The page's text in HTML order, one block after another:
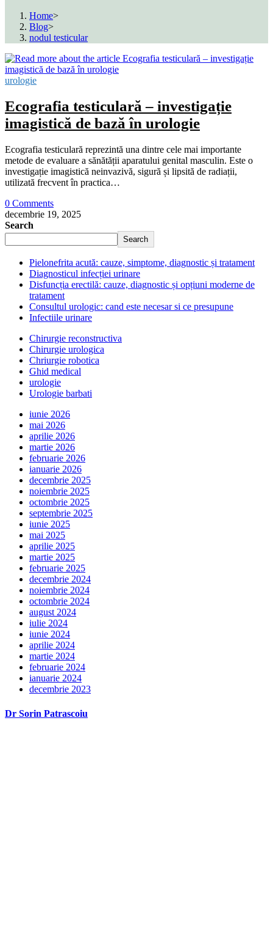
Home>
Blog>
nodul testicular
urologie
Ecografia testiculară – investigație
imagistică de bază în urologie
Ecografia testiculară reprezintă una dintre cele mai importante
metode de evaluare a sănătății aparatului genital masculin. Este o
investigație imagistică neinvazivă, sigură și lipsită de radiații,
utilizată frecvent în practica…
0 Comments
decembrie 19, 2025
Search
Search
Pielonefrita acută: cauze, simptome, diagnostic și tratament
Diagnosticul infecției urinare
Disfuncția erectilă: cauze, diagnostic și opțiuni moderne de
tratament
Consultul urologic: cand este necesar si ce presupune
Infectiile urinare
Chirurgie reconstructiva
Chirurgie urologica
Chriurgie robotica
Ghid medical
urologie
Urologie barbati
iunie 2026
mai 2026
aprilie 2026
martie 2026
februarie 2026
ianuarie 2026
decembrie 2025
noiembrie 2025
octombrie 2025
septembrie 2025
iunie 2025
mai 2025
aprilie 2025
martie 2025
februarie 2025
decembrie 2024
noiembrie 2024
octombrie 2024
august 2024
iulie 2024
iunie 2024
aprilie 2024
martie 2024
februarie 2024
ianuarie 2024
decembrie 2023
Dr Sorin Patrascoiu